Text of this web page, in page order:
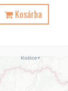
Kosárba